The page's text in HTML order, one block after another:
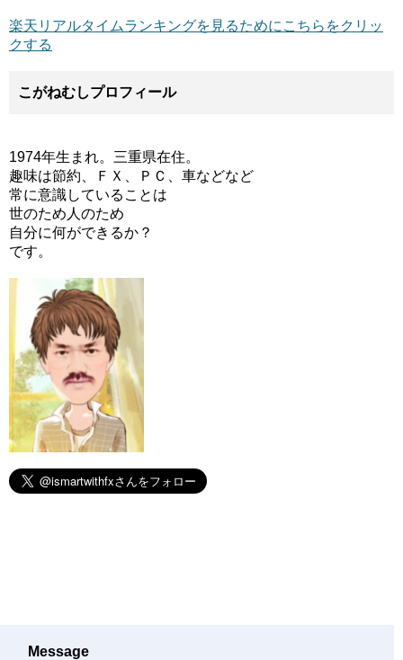
楽天リアルタイムランキングを見るためにこちらをクリッ
クする
こがねむしプロフィール
1974年生まれ。三重県在住。
趣味は節約、ＦＸ、ＰＣ、車などなど
常に意識していることは
世のため人のため
自分に何ができるか？
です。
Message